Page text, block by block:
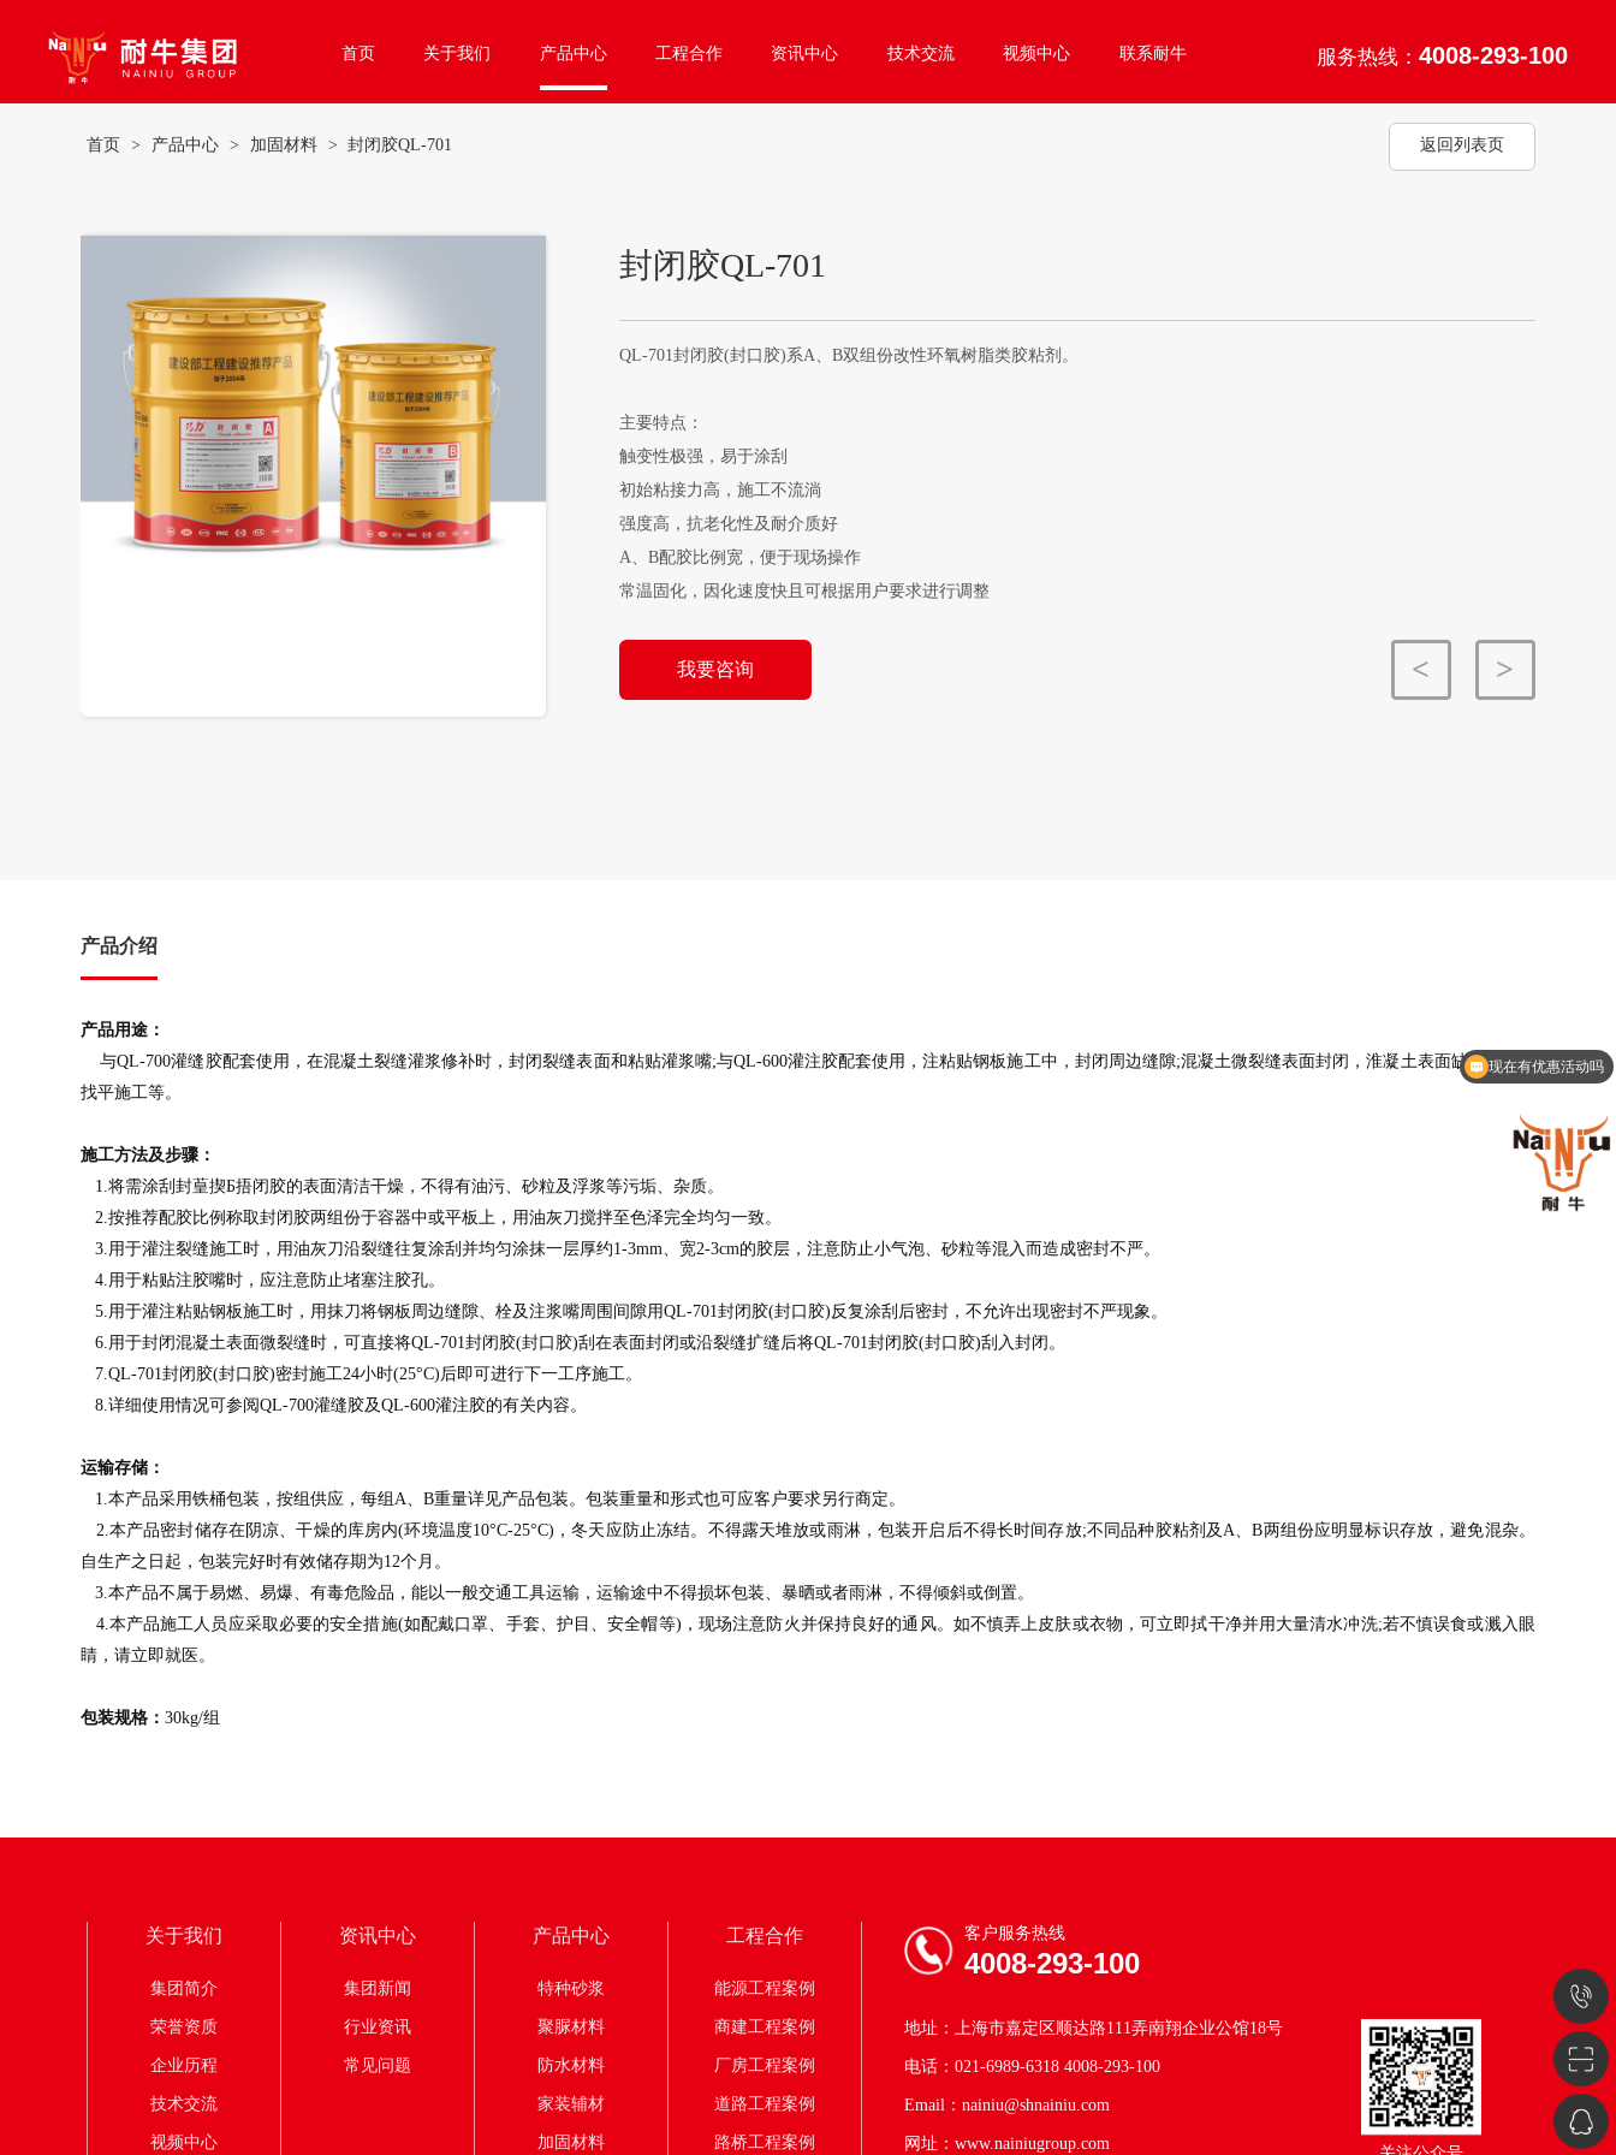
首页 关于我们 产品中心 工程合作 资讯中心 技术交流 视频中心 联系耐牛 服务热线： 4008-293-100
首页 > 产品中心 > 加固材料 > 封闭胶QL-701 返回列表页
封闭胶QL-701
QL-701封闭胶(封口胶)系A、B双组份改性环氧树脂类胶粘剂。
主要特点：
触变性极强，易于涂刮
初始粘接力高，施工不流淌
强度高，抗老化性及耐介质好
A、B配胶比例宽，便于现场操作
常温固化，因化速度快且可根据用户要求进行调整
我要咨询 <
>
产品介绍
产品用途：
与QL-700灌缝胶配套使用，在混凝土裂缝灌浆修补时，封闭裂缝表面和粘贴灌浆嘴;与QL-600灌注胶配套使用，注粘贴钢板施工中，封闭周边缝隙;混凝土微裂缝表面封闭，淮凝土表面缺陷修补及
找平施工等。
施工方法及步骤：
1.将需涂刮封葟揳Б捂闭胶的表面清洁干燥，不得有油污、砂粒及浮浆等污垢、杂质。
2.按推荐配胶比例称取封闭胶两组份于容器中或平板上，用油灰刀搅拌至色泽完全均匀一致。
3.用于灌注裂缝施工时，用油灰刀沿裂缝往复涂刮并均匀涂抹一层厚约1-3mm、宽2-3cm的胶层，注意防止小气泡、砂粒等混入而造成密封不严。
4.用于粘贴注胶嘴时，应注意防止堵塞注胶孔。
5.用于灌注粘贴钢板施工时，用抹刀将钢板周边缝隙、栓及注浆嘴周围间隙用QL-701封闭胶(封口胶)反复涂刮后密封，不允许出现密封不严现象。
6.用于封闭混凝土表面微裂缝时，可直接将QL-701封闭胶(封口胶)刮在表面封闭或沿裂缝扩缝后将QL-701封闭胶(封口胶)刮入封闭。
7.QL-701封闭胶(封口胶)密封施工24小时(25°C)后即可进行下一工序施工。
8.详细使用情况可参阅QL-700灌缝胶及QL-600灌注胶的有关内容。
运输存储：
1.本产品采用铁桶包装，按组供应，每组A、B重量详见产品包装。包装重量和形式也可应客户要求另行商定。
2.本产品密封储存在阴凉、干燥的库房内(环境温度10°C-25°C)，冬天应防止冻结。不得露天堆放或雨淋，包装开启后不得长时间存放;不同品种胶粘剂及A、B两组份应明显标识存放，避免混杂。
自生产之日起，包装完好时有效储存期为12个月。
3.本产品不属于易燃、易爆、有毒危险品，能以一般交通工具运输，运输途中不得损坏包装、暴晒或者雨淋，不得倾斜或倒置。
4.本产品施工人员应采取必要的安全措施(如配戴口罩、手套、护目、安全帽等)，现场注意防火并保持良好的通风。如不慎弄上皮肤或衣物，可立即拭干净并用大量清水冲洗;若不慎误食或溅入眼
睛，请立即就医。
包装规格：30kg/组
关于我们
集团简介
荣誉资质
企业历程
技术交流
视频中心
资讯中心
集团新闻
行业资讯
常见问题
产品中心
特种砂浆
聚脲材料
防水材料
家装辅材
加固材料
工程合作
能源工程案例
商建工程案例
厂房工程案例
道路工程案例
路桥工程案例
客户服务热线
4008-293-100
地址：上海市嘉定区顺达路111弄南翔企业公馆18号
电话：021-6989-6318 4008-293-100
Email：nainiu@shnainiu.com
网址：www.nainiugroup.com
4008-
293-
100
QQ
现在有优惠活动吗